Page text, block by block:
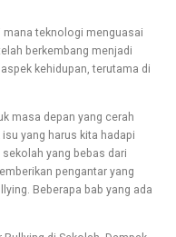
mana teknologi menguasai
berkembang menjadi
kehidupan, terutama di
masa depan yang cerah
yang harus kita hadapi
yang bebas dari
pengantar yang
Beberapa bab yang ada